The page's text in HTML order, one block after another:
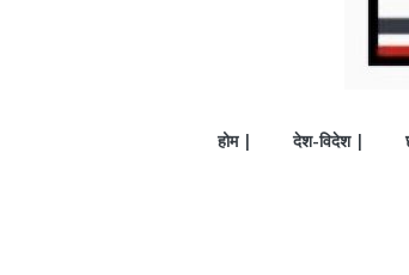
होम | देश-विदेश |